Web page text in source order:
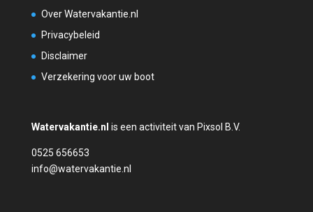
Over Watervakantie.nl
Privacybeleid
Disclaimer
Verzekering voor uw boot
Watervakantie.nl is een activiteit van Pixsol B.V.
0525 656653
info@watervakantie.nl